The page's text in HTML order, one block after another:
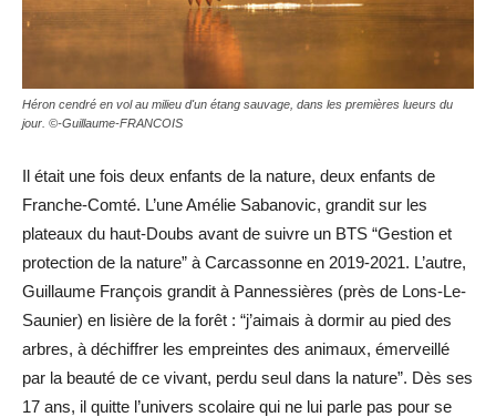
Héron cendré en vol au milieu d'un étang sauvage, dans les premières lueurs du
jour. ©-Guillaume-FRANCOIS
Il était une fois deux enfants de la nature, deux enfants de
Franche-Comté. L’une Amélie Sabanovic, grandit sur les
plateaux du haut-Doubs avant de suivre un BTS “Gestion et
protection de la nature” à Carcassonne en 2019-2021. L’autre,
Guillaume François grandit à Pannessières (près de Lons-Le-
Saunier) en lisière de la forêt : “j’aimais à dormir au pied des
arbres, à déchiffrer les empreintes des animaux, émerveillé
par la beauté de ce vivant, perdu seul dans la nature”. Dès ses
17 ans, il quitte l’univers scolaire qui ne lui parle pas pour se